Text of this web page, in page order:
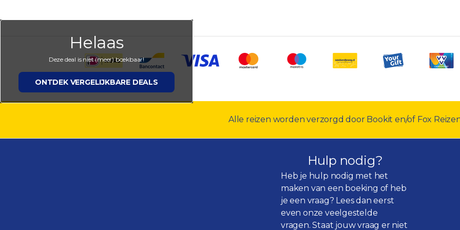
Helaas
Deze deal is niet (meer) boekbaar!
ONTDEK VERGELIJKBARE DEALS
Alle reizen worden verzorgd door Bookit en/of Fox
Hulp nodig?
Heb je hulp nodig met het
maken van een boeking of heb
je een vraag? Lees dan eerst
even onzeveelgestelde
vragen. Staat jouw vraag er niet